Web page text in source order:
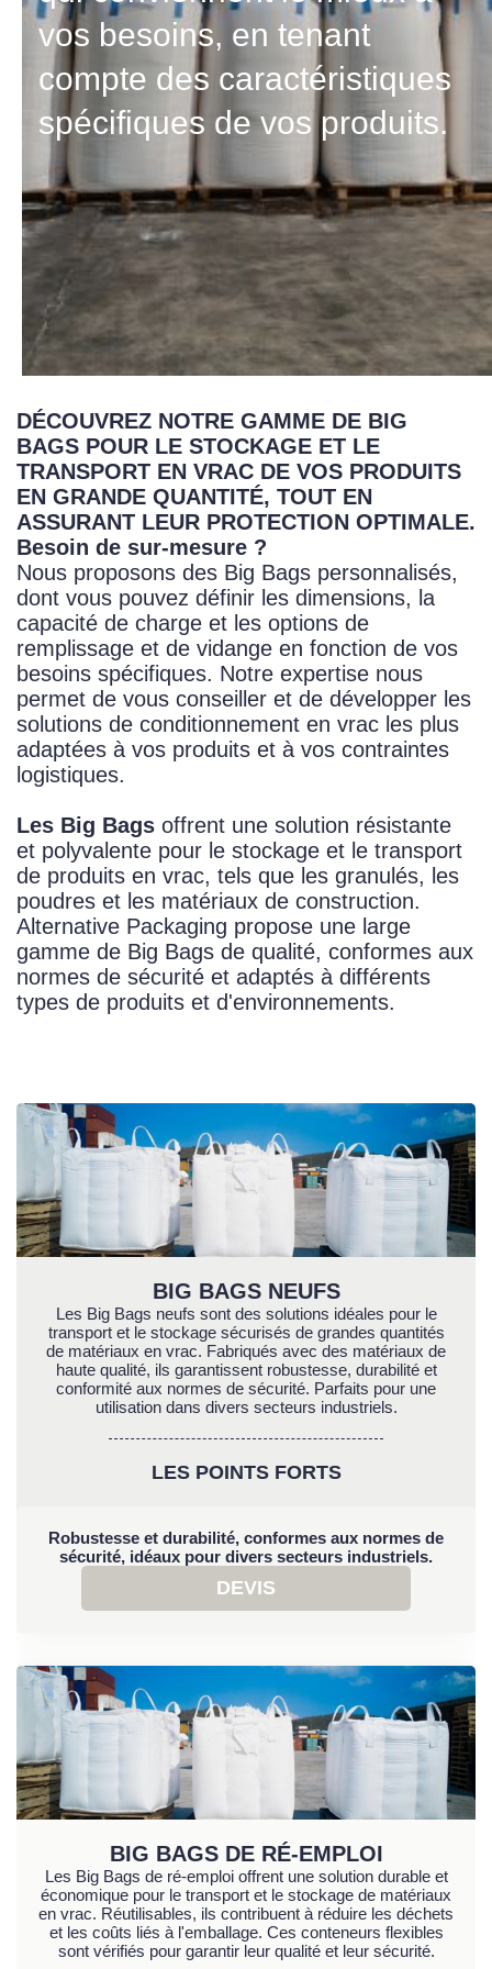
vos besoins, en tenant
compte des caractéristiques
spécifiques de vos produits.
DÉCOUVREZ NOTRE GAMME DE BIG
BAGS POUR LE STOCKAGE ET LE
TRANSPORT EN VRAC DE VOS PRODUITS
EN GRANDE QUANTITÉ, TOUT EN
ASSURANT LEUR PROTECTION OPTIMALE.
Besoin de sur-mesure ?
Nous proposons des Big Bags personnalisés,
dont vous pouvez définir les dimensions, la
capacité de charge et les options de
remplissage et de vidange en fonction de vos
besoins spécifiques. Notre expertise nous
permet de vous conseiller et de développer les
solutions de conditionnement en vrac les plus
adaptées à vos produits et à vos contraintes
logistiques.
Les Big Bags offrent une solution résistante
et polyvalente pour le stockage et le transport
de produits en vrac, tels que les granulés, les
poudres et les matériaux de construction.
Alternative Packaging propose une large
gamme de Big Bags de qualité, conformes aux
normes de sécurité et adaptés à différents
types de produits et d'environnements.
BIG BAGS NEUFS
Les Big Bags neufs sont des solutions idéales pour le
transport et le stockage sécurisés de grandes quantités
de matériaux en vrac. Fabriqués avec des matériaux de
haute qualité, ils garantissent robustesse, durabilité et
conformité aux normes de sécurité. Parfaits pour une
utilisation dans divers secteurs industriels.
LES POINTS FORTS
Robustesse et durabilité, conformes aux normes de
sécurité, idéaux pour divers secteurs industriels.
DEVIS
BIG BAGS DE RÉ-EMPLOI
Les Big Bags de ré-emploi offrent une solution durable et
économique pour le transport et le stockage de matériaux
en vrac. Réutilisables, ils contribuent à réduire les déchets
et les coûts liés à l'emballage. Ces conteneurs flexibles
sont vérifiés pour garantir leur qualité et leur sécurité.